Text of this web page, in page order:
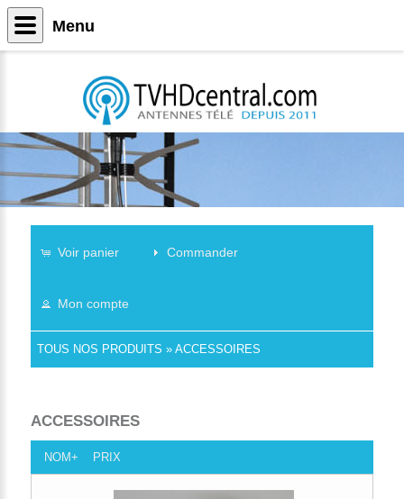
Voir panier Commander
Mon compte
TOUS NOS PRODUITS » ACCESSOIRES
ACCESSOIRES
NOM+ PRIX
Menu